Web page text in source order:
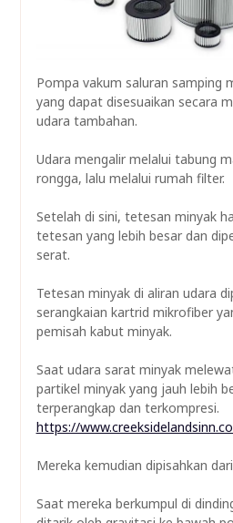
Pompa vakum saluran samping
yang dapat disesuaikan secara
udara tambahan.
Udara mengalir melalui tabung
rongga, lalu melalui rumah filter.
Setelah di sini, tetesan minyak
tetesan yang lebih besar dan
serat.
Tetesan minyak di aliran udara
serangkaian kartrid mikrofiber
pemisah kabut minyak.
Saat udara sarat minyak
partikel minyak yang jauh lebih
terperangkap dan terkompresi.
https://
Mereka kemudian dipisahkan
Saat mereka berkumpul di